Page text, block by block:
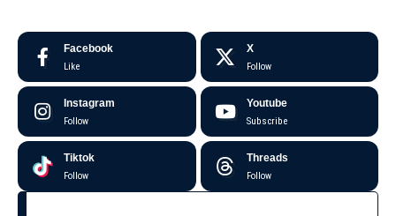
Facebook
Like
X
Follow
Instagram
Follow
Youtube
Subscribe
Tiktok
Follow
Threads
Follow